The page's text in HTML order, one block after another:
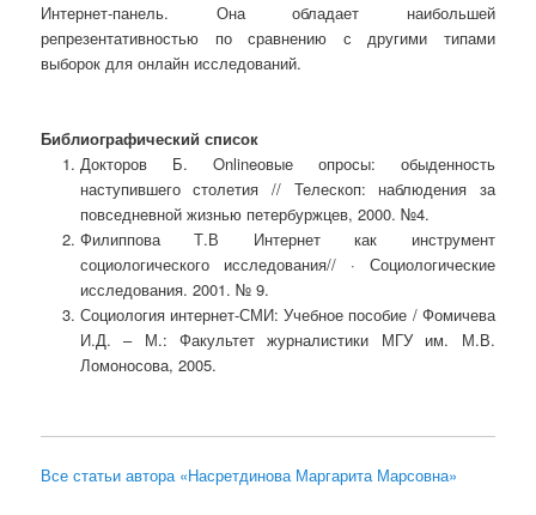
Интернет-панель. Она обладает наибольшей
репрезентативностью по сравнению с другими типами
выборок для онлайн исследований.
Библиографический список
Докторов Б. Onlineовые опросы: обыденность
наступившего столетия // Телескоп: наблюдения за
повседневной жизнью петербуржцев, 2000. №4.
Филиппова Т.В Интернет как инструмент
социологического исследования// · Социологические
исследования. 2001. № 9.
Социология интернет-СМИ: Учебное пособие / Фомичева
И.Д. – М.: Факультет журналистики МГУ им. М.В.
Ломоносова, 2005.
Все статьи автора «Насретдинова Маргарита Марсовна»